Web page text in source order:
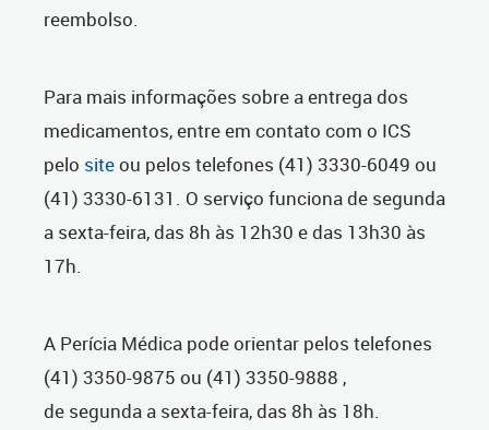
reembolso.
Para mais informações sobre a entrega dos
medicamentos, entre em contato com o ICS
pelo siteou pelos telefones (41) 3330-6049 ou
(41) 3330-6131. O serviço funciona de segunda
a sexta-feira, das 8h às 12h30 e das 13h30 às
17h.
A Perícia Médica pode orientar pelos telefones
(41) 3350-9875 ou (41) 3350-9888 ,
de segunda a sexta-feira, das 8h às 18h.